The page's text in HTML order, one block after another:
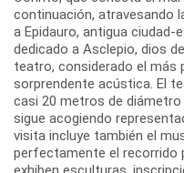
continuación, atravesando
a Epidauro, antigua
dedicado a Asclepio, dios
teatro, considerado el más
sorprendente acústica. El
casi 20 metros de
sigue acogiendo
visita incluye también el
perfectamente el recorrido